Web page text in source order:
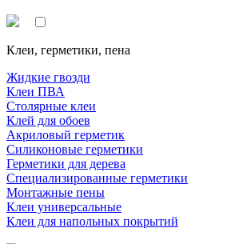
Клеи, герметики, пена
Жидкие гвозди
Клеи ПВА
Столярные клеи
Клей для обоев
Акриловый герметик
Силиконовые герметики
Герметики для дерева
Специализированные герметики
Монтажные пены
Клеи универсальные
Клеи для напольных покрытий